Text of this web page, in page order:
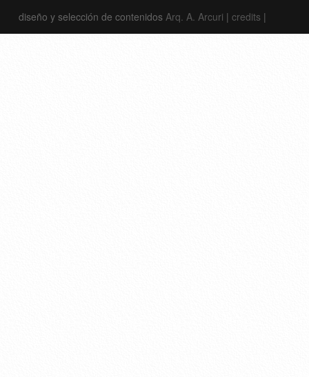
diseño y selección de contenidos Arq. A. Arcuri | credits |